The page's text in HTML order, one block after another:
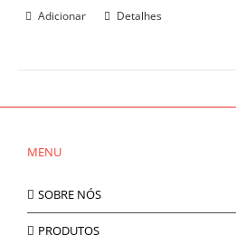
Adicionar Detalhes
MENU
SOBRE NÓS
PRODUTOS